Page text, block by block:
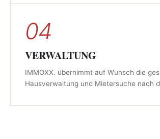
04
VERWALTUNG
IMMOXX. übernimmt auf Wunsch die
Hausverwaltung und Mietersuche nach